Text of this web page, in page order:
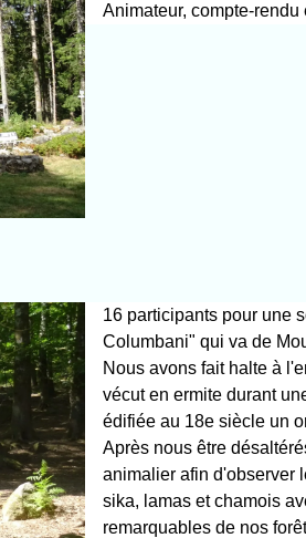
Animateur, compte-
16 participants pour une
Columbani" qui va de
Nous avons fait halte à
vécut en ermite durant
édifiée au 18e siècle un
Après nous être
animalier afin d'observer
sika, lamas et chamois
remarquables de nos